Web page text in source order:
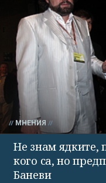
МНЕНИЯ
Не знам ядките,
кого са, но
Баневи